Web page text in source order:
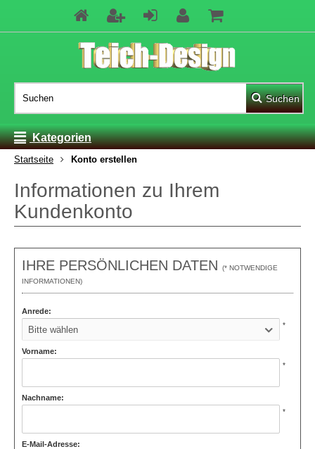
Suchen
Kategorien
Startseite Konto erstellen
Informationen zu Ihrem
Kundenkonto
IHRE PERSÖNLICHEN DATEN
(* NOTWENDIGE
INFORMATIONEN)
Anrede:
Bitte wählen *
Vorname:
*
Nachname:
*
E-Mail-Adresse: